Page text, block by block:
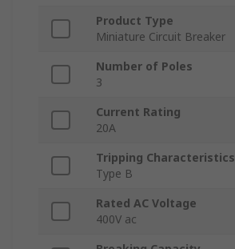
Product Type
Miniature Circuit Breaker
Number of Poles
3
Current Rating
20A
Tripping Characteristics
Type B
Rated AC Voltage
400V ac